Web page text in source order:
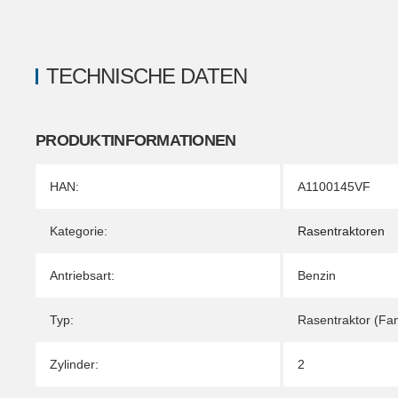
TECHNISCHE DATEN
PRODUKTINFORMATIONEN
Produkteigenschaft
Wert
HAN: A1100145VF
Kategorie: Rasentraktoren
Antriebsart: Benzin
Typ: Rasentraktor
Zylinder: 2